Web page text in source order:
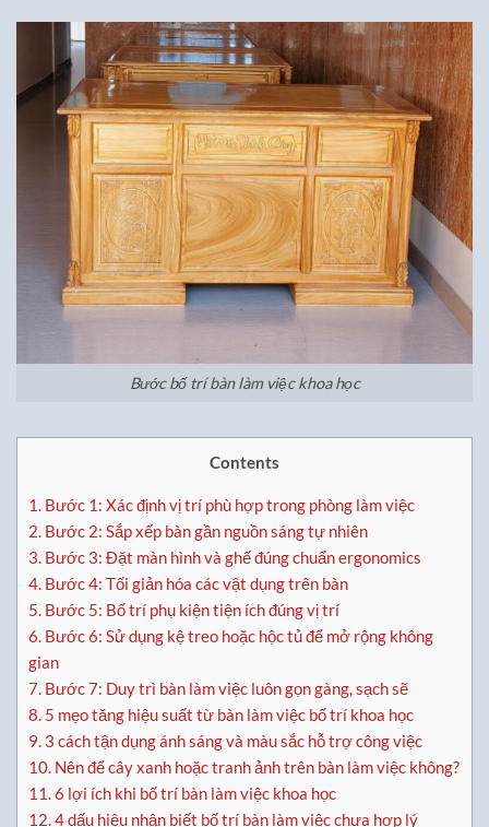
Bước bố trí bàn làm việc khoa học
Contents
1. Bước 1: Xác định vị trí phù hợp trong phòng làm việc
2. Bước 2: Sắp xếp bàn gần nguồn sáng tự nhiên
3. Bước 3: Đặt màn hình và ghế đúng chuẩn ergonomics
4. Bước 4: Tối giản hóa các vật dụng trên bàn
5. Bước 5: Bố trí phụ kiện tiện ích đúng vị trí
6. Bước 6: Sử dụng kệ treo hoặc hộc tủ để mở rộng không
gian
7. Bước 7: Duy trì bàn làm việc luôn gọn gàng, sạch sẽ
8. 5 mẹo tăng hiệu suất từ bàn làm việc bố trí khoa học
9. 3 cách tận dụng ánh sáng và màu sắc hỗ trợ công việc
10. Nên để cây xanh hoặc tranh ảnh trên bàn làm việc không?
11.6 lợi ích khi bố trí bàn làm việc khoa học
12.4 dấu hiệu nhận biết bố trí bàn làm việc chưa hợp lý